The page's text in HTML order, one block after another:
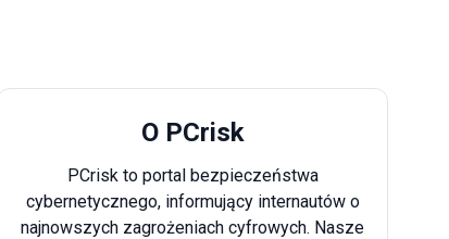
O PCrisk
PCrisk to portal bezpieczeństwa
cybernetycznego, informujący internautów o
najnowszych zagrożeniach cyfrowych. Nasze